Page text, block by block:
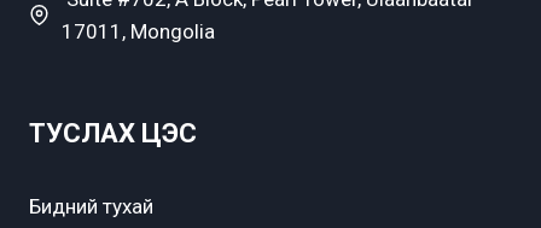
17011, Mongolia
ТУСЛАХ ЦЭС
Бидний тухай